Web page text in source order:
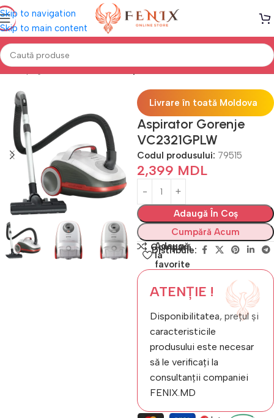
Skip to navigation
Skip to main content
Prima pagină Electrocasnice Aspiratoare
Livrare în toată Moldova
Aspirator Gorenje
VC2321GPLW
Codul produsului: 79515
2,399 MDL
Adaugă În Coș
Cumpără Acum
Compară
Adaugă
la
favorite
Distribuie:
ATENȚIE !
Disponibilitatea, prețul și
caracteristicile
produsului este necesar
să le verificați la
consultanții companiei
FENIX.MD